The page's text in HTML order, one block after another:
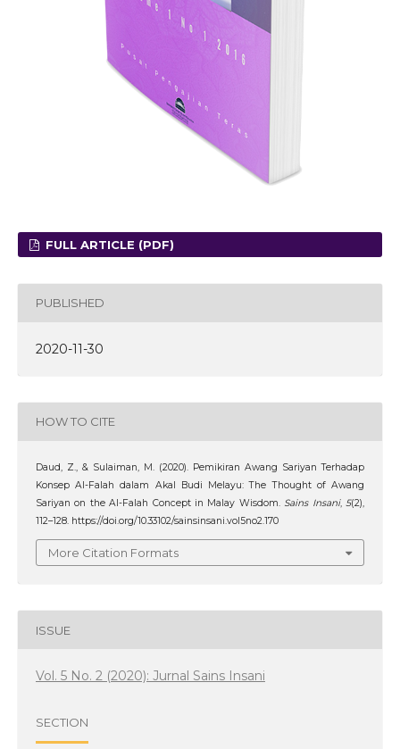
FULL ARTICLE (PDF)
PUBLISHED
2020-11-30
HOW TO CITE
Daud, Z., & Sulaiman, M. (2020). Pemikiran Awang Sariyan Terhadap
Konsep Al-Falah dalam Akal Budi Melayu: The Thought of Awang
Sariyan on the Al-Falah Concept in Malay Wisdom. Sains Insani,5(2),
112–128. https://doi.org/10.33102/sainsinsani.vol5no2.170
More Citation Formats
ISSUE
Vol. 5 No. 2 (2020): Jurnal Sains Insani
SECTION